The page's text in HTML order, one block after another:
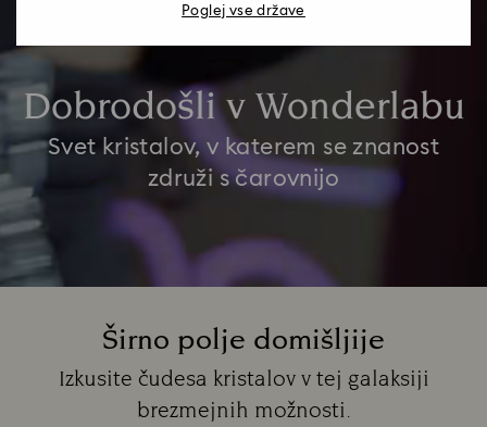
Dobrodošli v Wonderlabu
Svet kristalov, v katerem se znanost
združi s čarovnijo
Širno polje domišljije
Title:
Izkusite čudesa kristalov v tej galaksiji
brezmejnih možnosti.
Poglej vse države